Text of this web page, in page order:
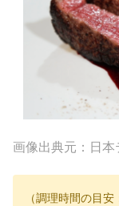
画像出典元：日本
（調理時間の目